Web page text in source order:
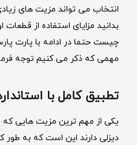
انتخاب می تواند مزیت های
بدانید مزایای استفاده از قطعات
چیست حتما در ادامه با پارت
مهمی که ذکر می کنیم توجه
تطبیق کامل با
یکی از مهم ترین مزیت هایی که
دیزلی دارند این است که به طور